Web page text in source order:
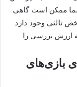
ممکن است گاهی
ثالثی وجود دارد
ارزش بررسی را
بازی‌های